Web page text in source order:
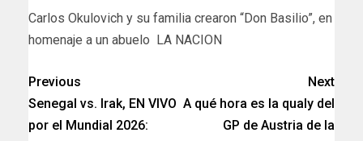
​Carlos Okulovich y su familia crearon “Don Basilio”, en
homenaje a un abuelo LA NACION
Previous
Senegal vs. Irak, EN VIVO
por el Mundial 2026:
Next
A qué hora es la qualy del
GP de Austria de la